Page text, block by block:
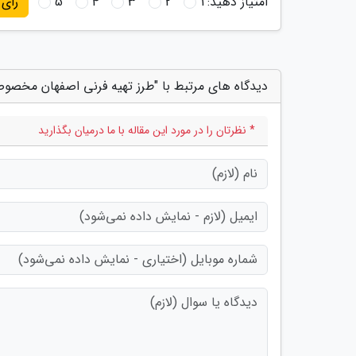
دیدگاه های مرتبط با "طرز تهیه فرنی اصفهان
* نظرتان را در مورد این مقاله با ما درمیان بگذارید